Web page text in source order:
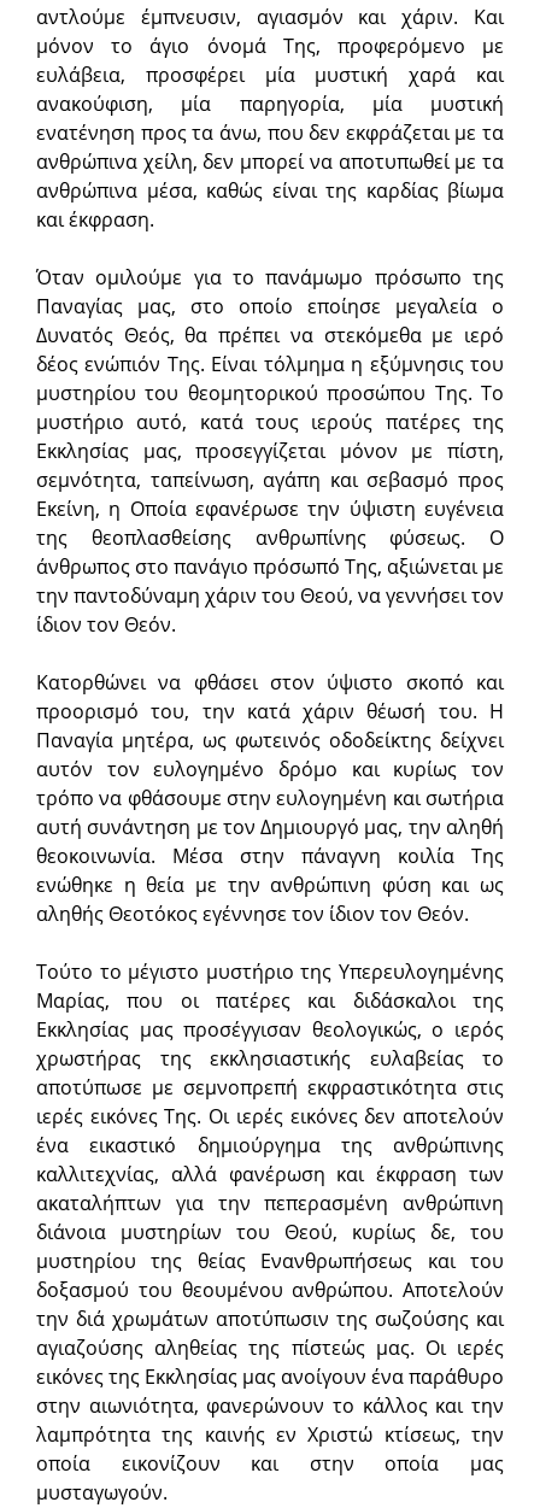
αντλούμε έμπνευσιν, αγιασμόν και χάριν. Και
μόνον το άγιο όνομά Της, προφερόμενο με
ευλάβεια, προσφέρει μία μυστική χαρά και
ανακούφιση, μία παρηγορία, μία μυστική
ενατένηση προς τα άνω, που δεν εκφράζεται με τα
ανθρώπινα χείλη, δεν μπορεί να αποτυπωθεί με τα
ανθρώπινα μέσα, καθώς είναι της καρδίας βίωμα
και έκφραση.
Όταν ομιλούμε για το πανάμωμο πρόσωπο της
Παναγίας μας, στο οποίο εποίησε μεγαλεία ο
Δυνατός Θεός, θα πρέπει να στεκόμεθα με ιερό
δέος ενώπιόν Της. Είναι τόλμημα η εξύμνησις του
μυστηρίου του θεομητορικού προσώπου Της. Το
μυστήριο αυτό, κατά τους ιερούς πατέρες της
Εκκλησίας μας, προσεγγίζεται μόνον με πίστη,
σεμνότητα, ταπείνωση, αγάπη και σεβασμό προς
Εκείνη, η Οποία εφανέρωσε την ύψιστη ευγένεια
της θεοπλασθείσης ανθρωπίνης φύσεως. Ο
άνθρωπος στο πανάγιο πρόσωπό Της, αξιώνεται με
την παντοδύναμη χάριν του Θεού, να γεννήσει τον
ίδιον τον Θεόν.
Κατορθώνει να φθάσει στον ύψιστο σκοπό και
προορισμό του, την κατά χάριν θέωσή του. Η
Παναγία μητέρα, ως φωτεινός οδοδείκτης δείχνει
αυτόν τον ευλογημένο δρόμο και κυρίως τον
τρόπο να φθάσουμε στην ευλογημένη και σωτήρια
αυτή συνάντηση με τον Δημιουργό μας, την αληθή
θεοκοινωνία. Μέσα στην πάναγνη κοιλία Της
ενώθηκε η θεία με την ανθρώπινη φύση και ως
αληθής Θεοτόκος εγέννησε τον ίδιον τον Θεόν.
Τούτο το μέγιστο μυστήριο της Υπερευλογημένης
Μαρίας, που οι πατέρες και διδάσκαλοι της
Εκκλησίας μας προσέγγισαν θεολογικώς, ο ιερός
χρωστήρας της εκκλησιαστικής ευλαβείας το
αποτύπωσε με σεμνοπρεπή εκφραστικότητα στις
ιερές εικόνες Της. Οι ιερές εικόνες δεν αποτελούν
ένα εικαστικό δημιούργημα της ανθρώπινης
καλλιτεχνίας, αλλά φανέρωση και έκφραση των
ακαταλήπτων για την πεπερασμένη ανθρώπινη
διάνοια μυστηρίων του Θεού, κυρίως δε, του
μυστηρίου της θείας Ενανθρωπήσεως και του
δοξασμού του θεουμένου ανθρώπου. Αποτελούν
την διά χρωμάτων αποτύπωσιν της σωζούσης και
αγιαζούσης αληθείας της πίστεώς μας. Οι ιερές
εικόνες της Εκκλησίας μας ανοίγουν ένα παράθυρο
στην αιωνιότητα, φανερώνουν το κάλλος και την
λαμπρότητα της καινής εν Χριστώ κτίσεως, την
οποία εικονίζουν και στην οποία μας
μυσταγωγούν.